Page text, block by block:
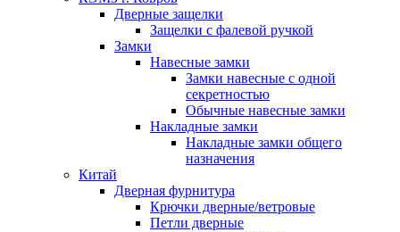
Дверные защелки
Защелки с фалевой ручкой
Замки
Навесные замки
Замки навесные с одной
секретностью
Обычные навесные замки
Накладные замки
Накладные замки общего
назначения
Китай
Дверная фурнитура
Крючки дверные/ветровые
Петли дверные